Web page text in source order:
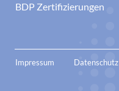
BDP Zertifizierungen
Impressum Datenschutz